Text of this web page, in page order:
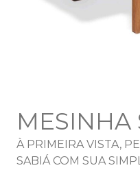
MESINHA
À PRIMEIRA VISTA,
SABIÁ COM SUA